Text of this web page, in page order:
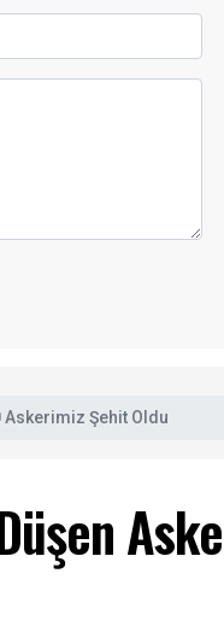
Askerimiz Şehit Oldu